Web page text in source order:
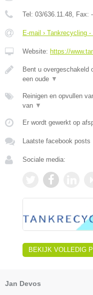
Tel: 03/636.11.48 , Fax: -
E-mail › Tankrecycling
Website: https://
Bent u overgeschakeld
een oude ▼
Reinigen en opvullen
van ▼
Er wordt gewerkt op
Laatste facebook posts
Sociale media:
BEKIJK VOLLEDIG
Jan Devos